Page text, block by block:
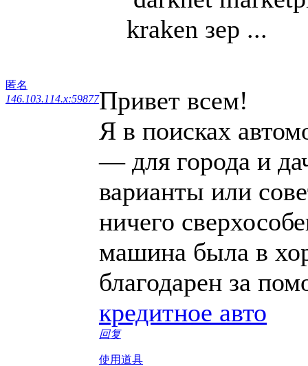
匿名
146.103.114.x:59877
kraken зер ...
Привет всем!
Я в поисках
— для города и
варианты или
ничего
машина была в
благодарен за
кредитное авто
回复
使用道具